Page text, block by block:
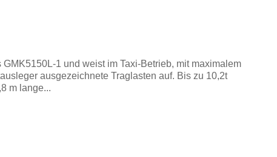
1 und weist im Taxi-Betrieb, mit maximalem
ausgezeichnete Traglasten auf. Bis zu 10,2t
m lange...